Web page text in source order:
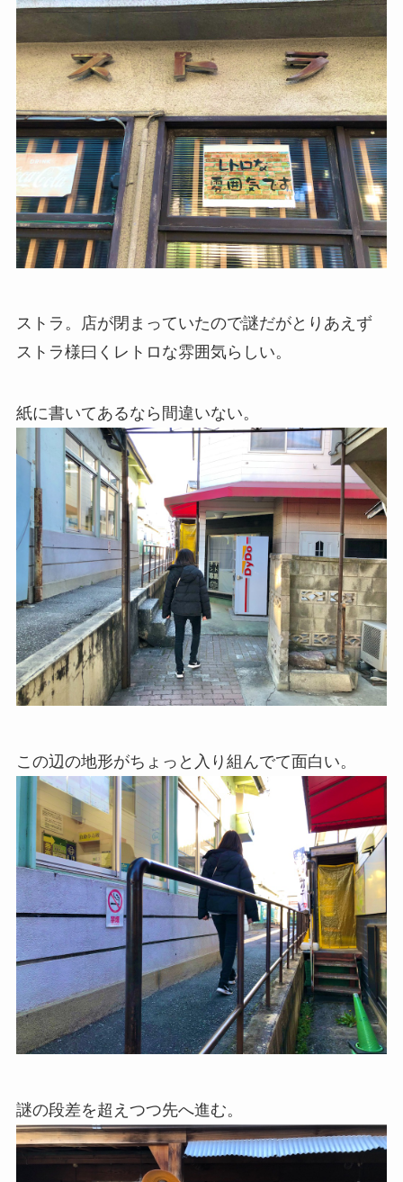
ストラ。店が閉まっていたので謎だがとりあえず
ストラ様曰くレトロな雰囲気らしい。
紙に書いてあるなら間違いない。
この辺の地形がちょっと入り組んでて面白い。
謎の段差を超えつつ先へ進む。